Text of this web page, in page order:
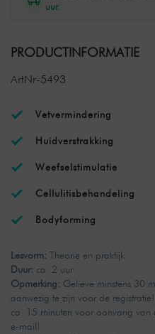
uur.
PRODUCTINFORMATIE
ArtNr-5493
Vetvermindering
Huidverstrakking
Weefselstimulatie
Cellulitisbehandeling
Bodyforming
Lesvorm: Theorie en praktijk
Duur: ca. 2 uur
Opmerking: Gelieve minstens 30
aanwezig te zijn voor de
ca. 15 minuten voor aanvang van
e-mail!